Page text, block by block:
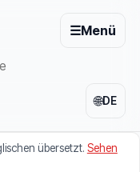
☰Menü
🌐DE
übersetzt. Sehen